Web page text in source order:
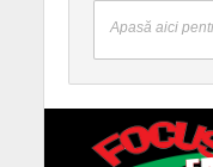
Apasă aici